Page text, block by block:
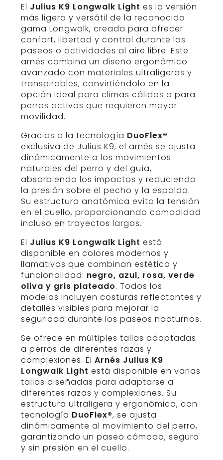
El Julius K9 Longwalk Light es la versión
más ligera y versátil de la reconocida
gama Longwalk, creada para ofrecer
confort, libertad y control durante los
paseos o actividades al aire libre. Este
arnés combina un diseño ergonómico
avanzado con materiales ultraligeros y
transpirables, convirtiéndolo en la
opción ideal para climas cálidos o para
perros activos que requieren mayor
movilidad.
Gracias a la tecnología DuoFlex®
exclusiva de Julius K9, el arnés se ajusta
dinámicamente a los movimientos
naturales del perro y del guía,
absorbiendo los impactos y reduciendo
la presión sobre el pecho y la espalda.
Su estructura anatómica evita la tensión
en el cuello, proporcionando comodidad
incluso en trayectos largos.
El Julius K9 Longwalk Light está
disponible en colores modernos y
llamativos que combinan estética y
funcionalidad: negro, azul, rosa, verde
oliva y gris plateado. Todos los
modelos incluyen costuras reflectantes y
detalles visibles para mejorar la
seguridad durante los paseos nocturnos.
Se ofrece en múltiples tallas adaptadas
a perros de diferentes razas y
complexiones. ElArnés Julius K9
Longwalk Light está disponible en varias
tallas diseñadas para adaptarse a
diferentes razas y complexiones. Su
estructura ultraligera y ergonómica, con
tecnología DuoFlex®, se ajusta
dinámicamente al movimiento del perro,
garantizando un paseo cómodo, seguro
y sin presión en el cuello.